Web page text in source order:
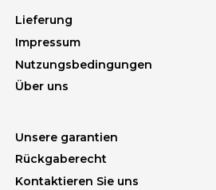
Lieferung
Impressum
Nutzungsbedingungen
Über uns
Unsere garantien
Rückgaberecht
Kontaktieren Sie uns